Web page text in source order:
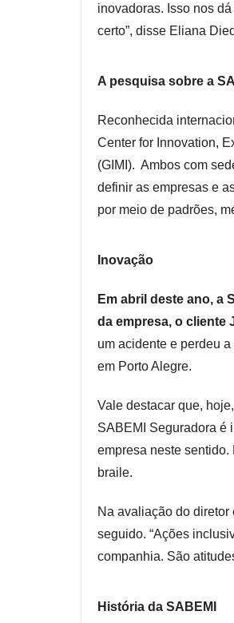
inovadoras. Isso nos
certo”, disse Eliana
A pesquisa sobre a
Reconhecida
Center for Innovation,
(GIMI). Ambos com
definir as empresas e
por meio de padrões,
Inovação
Em abril deste ano, a
da empresa, o cliente
um acidente e perdeu
em Porto Alegre.
Vale destacar que,
SABEMI Seguradora é
empresa neste
braile.
Na avaliação do
seguido. “Ações
companhia. São
História da SABEMI